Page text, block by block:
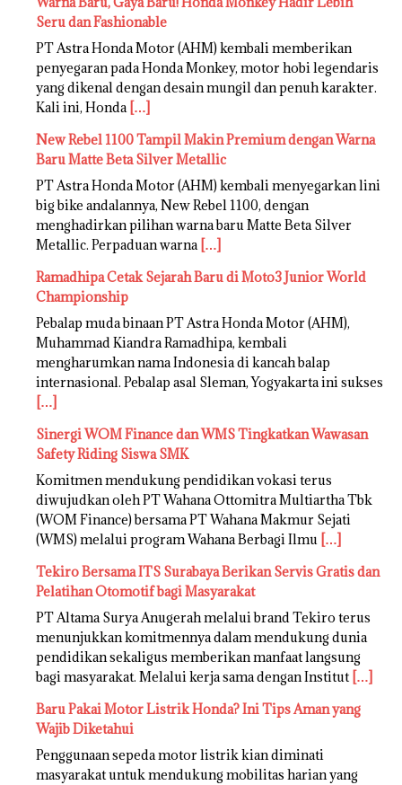
Seru dan Fashionable
PT Astra Honda Motor (AHM) kembali memberikan
penyegaran pada Honda Monkey, motor hobi legendaris
yang dikenal dengan desain mungil dan penuh karakter.
Kali ini, Honda […]
New Rebel 1100 Tampil Makin Premium dengan Warna
Baru Matte Beta Silver Metallic
PT Astra Honda Motor (AHM) kembali menyegarkan lini
big bike andalannya, New Rebel 1100, dengan
menghadirkan pilihan warna baru Matte Beta Silver
Metallic. Perpaduan warna […]
Ramadhipa Cetak Sejarah Baru di Moto3 Junior World
Championship
Pebalap muda binaan PT Astra Honda Motor (AHM),
Muhammad Kiandra Ramadhipa, kembali
mengharumkan nama Indonesia di kancah balap
internasional. Pebalap asal Sleman, Yogyakarta ini sukses
[…]
Sinergi WOM Finance dan WMS Tingkatkan Wawasan
Safety Riding Siswa SMK
Komitmen mendukung pendidikan vokasi terus
diwujudkan oleh PT Wahana Ottomitra Multiartha Tbk
(WOM Finance) bersama PT Wahana Makmur Sejati
(WMS) melalui program Wahana Berbagi Ilmu […]
Tekiro Bersama ITS Surabaya Berikan Servis Gratis dan
Pelatihan Otomotif bagi Masyarakat
PT Altama Surya Anugerah melalui brand Tekiro terus
menunjukkan komitmennya dalam mendukung dunia
pendidikan sekaligus memberikan manfaat langsung
bagi masyarakat. Melalui kerja sama dengan Institut […]
Baru Pakai Motor Listrik Honda? Ini Tips Aman yang
Wajib Diketahui
Penggunaan sepeda motor listrik kian diminati
masyarakat untuk mendukung mobilitas harian yang